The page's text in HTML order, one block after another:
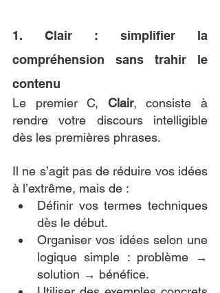
1. Clair : simplifier la
compréhension sans trahir le
contenu
Le premier C, Clair, consiste à
rendre votre discours intelligible
dès les premières phrases.
Il ne s’agit pas de réduire vos idées
à l’extrême, mais de :
Définir vos termes techniques
dès le début.
Organiser vos idées selon une
logique simple : problème →
solution → bénéfice.